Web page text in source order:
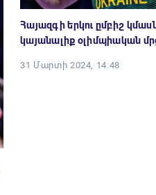
Հայազգի երկու ըմբիշ
կայանալիք օլիմպիական
31 Մարտի 2024, 14:48